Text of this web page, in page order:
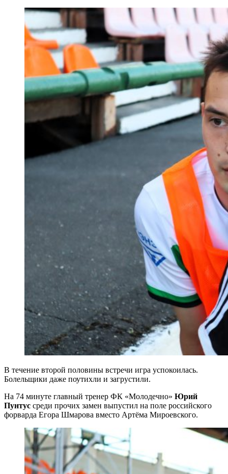
В течение второй половины встречи игра успокоилась.
Болельщики даже поутихли и загрустили.
На 74 минуте главный тренер ФК «Молодечно» Юрий
Пунтус среди прочих замен выпустил на поле российского
форварда Егора Шмарова вместо Артёма Мироевского.